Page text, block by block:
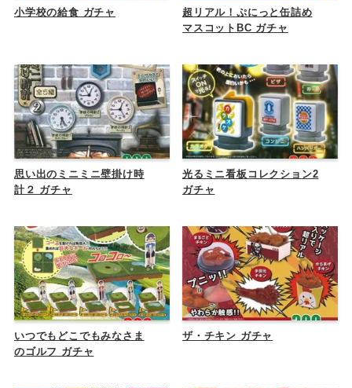
小学校の給食 ガチャ
超リアル！ぷにっと缶詰め
マスコットBC ガチャ
思い出のミニミニ壁掛け時
計２ ガチャ
光るミニ看板コレクション2
ガチャ
いつでもどこでもみなさま
のゴルフ ガチャ
ザ・チキン ガチャ